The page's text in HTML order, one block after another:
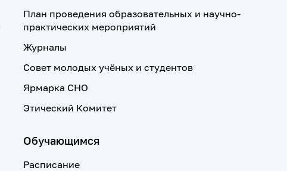
План проведения образовательных и научно-
практических мероприятий
Журналы
Совет молодых учёных и студентов
Ярмарка СНО
Этический Комитет
Обучающимся
Расписание